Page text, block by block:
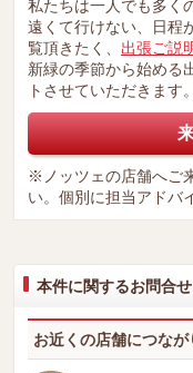
私たちは一人でも多く
遠くて行けない、日程
覧頂きたく、 出張ご説
新緑の季節から始める
トさせていただきます。
※ノッツェの店舗へご
い。個別に担当アドバ
本件に関するお問合せ
お近くの店舗につなが